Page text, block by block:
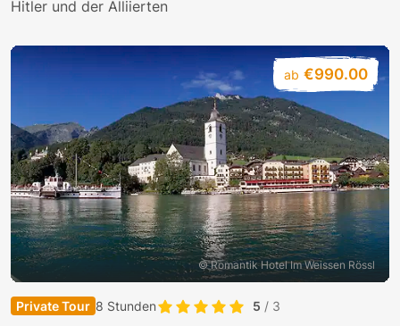
Hitler und der Alliierten
ab €990.00
© Romantik Hotel Im Weissen Rössl
Private Tour 8 Stunden 5 / 3